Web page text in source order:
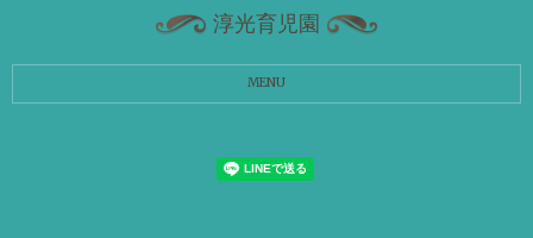
淳光育児園
MENU